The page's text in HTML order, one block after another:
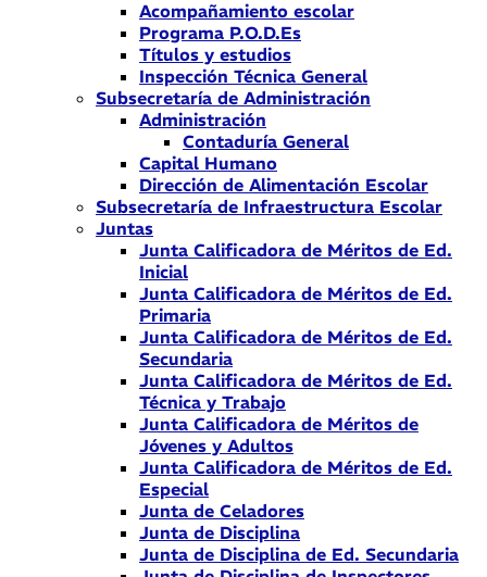
Acompañamiento escolar
Programa P.O.D.Es
Títulos y estudios
Inspección Técnica General
Subsecretaría de Administración
Administración
Contaduría General
Capital Humano
Dirección de Alimentación Escolar
Subsecretaría de Infraestructura Escolar
Juntas
Junta Calificadora de Méritos de Ed.
Inicial
Junta Calificadora de Méritos de Ed.
Primaria
Junta Calificadora de Méritos de Ed.
Secundaria
Junta Calificadora de Méritos de Ed.
Técnica y Trabajo
Junta Calificadora de Méritos de
Jóvenes y Adultos
Junta Calificadora de Méritos de Ed.
Especial
Junta de Celadores
Junta de Disciplina
Junta de Disciplina de Ed. Secundaria